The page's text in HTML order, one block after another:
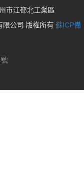
市江都北工業區
公司 版權所有 蘇ICP備